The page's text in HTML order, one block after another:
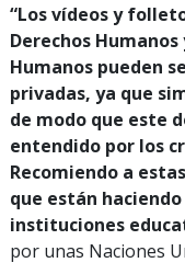
“Los vídeos y
Derechos
Humanos pueden
privadas, ya que
de modo que este
entendido por los
Recomiendo a
que están
instituciones
por unas Naciones